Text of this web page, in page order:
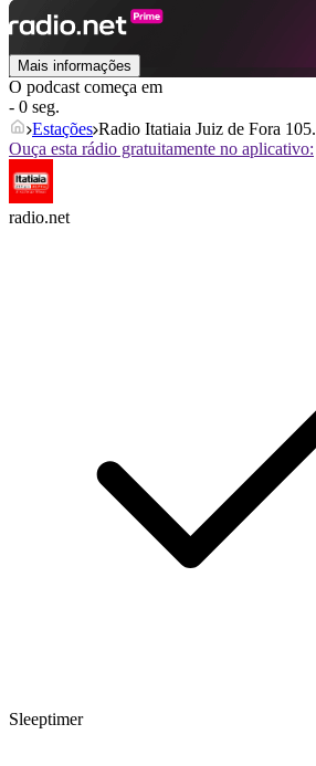
Mais informações
O podcast começa em
- 0 seg.
Estações Radio Itatiaia Juiz de Fora
Ouça esta rádio gratuitamente no aplicativo:
radio.net
Sleeptimer